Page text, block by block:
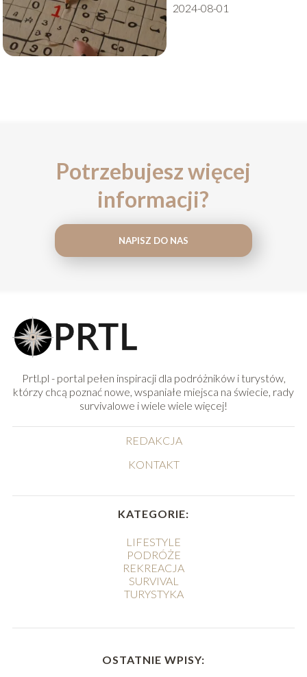
2024-08-01
Potrzebujesz więcej
informacji?
NAPISZ DO NAS
Prtl.pl - portal pełen inspiracji dla podróżników i turystów,
którzy chcą poznać nowe, wspaniałe miejsca na świecie, rady
survivalowe i wiele wiele więcej!
REDAKCJA
KONTAKT
KATEGORIE:
LIFESTYLE
PODRÓŻE
REKREACJA
SURVIVAL
TURYSTYKA
OSTATNIE WPISY: